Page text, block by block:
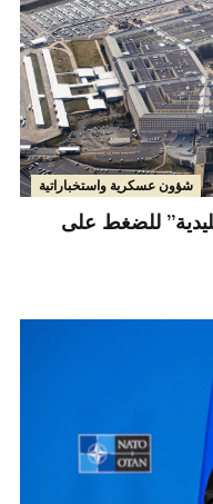
شؤون عسكرية واستخباراتية
للضغط على